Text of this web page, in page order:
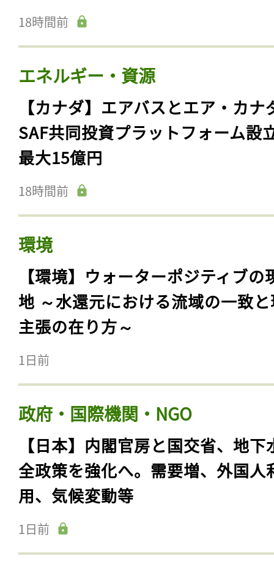
18時間前
エネルギー・資源
【カナダ】エアバスとエア・カナ
SAF共同投資プラットフォーム設
最大15億円
18時間前
環境
【環境】ウォーターポジティブの
地 ～水還元における流域の一致
主張の在り方～
1日前
政府・国際機関・NGO
【日本】内閣官房と国交省、地下
全政策を強化へ。需要増、外国人
用、気候変動等
1日前